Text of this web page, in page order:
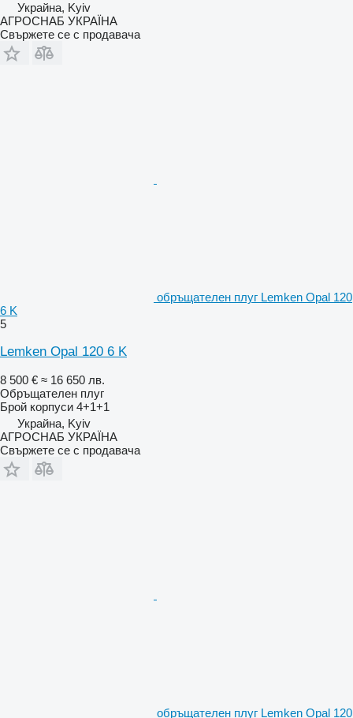
Украйна, Kyiv
АГРОСНАБ УКРАЇНА
Свържете се с продавача
обръщателен плуг Lemken Opal 120
6 K
5
Lemken Opal 120 6 K
8 500 € ≈ 16 650 лв.
Обръщателен плуг
Брой корпуси 4+1+1
Украйна, Kyiv
АГРОСНАБ УКРАЇНА
Свържете се с продавача
обръщателен плуг Lemken Opal 120